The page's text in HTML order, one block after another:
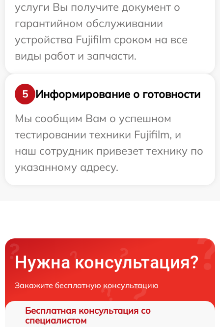
услуги Вы получите документ о
гарантийном обслуживании
устройства Fujifilm сроком на все
виды работ и запчасти.
5
Информирование о готовности
Мы сообщим Вам о успешном
тестировании техники Fujifilm, и
наш сотрудник привезет технику по
указанному адресу.
Нужна консультация?
Закажите бесплатную консультацию
Бесплатная консультация со
специалистом